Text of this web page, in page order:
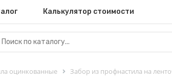
Калькулятор стоимости
оцинкованные Забор из профнастила на